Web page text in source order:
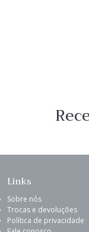
Links
Sobre nós
Trocas e devoluções
Política de privacidade